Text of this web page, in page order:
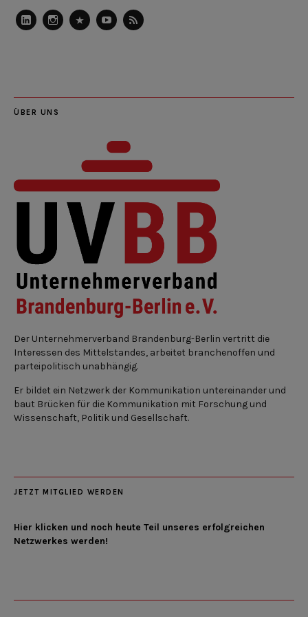
ÜBER UNS
Der Unternehmerverband Brandenburg-Berlin vertritt die
Interessen des Mittelstandes, arbeitet branchenoffen und
parteipolitisch unabhängig.
Er bildet ein Netzwerk der Kommunikation untereinander und
baut Brücken für die Kommunikation mit Forschung und
Wissenschaft, Politik und Gesellschaft.
JETZT MITGLIED WERDEN
Hier klicken und noch heute Teil unseres erfolgreichen
Netzwerkes werden!